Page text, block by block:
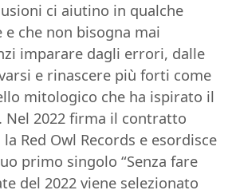
ci aiutino in qualche
e che non bisogna mai
imparare dagli errori, dalle
e rinascere più forti come
mitologico che ha ispirato il
Nel 2022 firma il contratto
Red Owl Records e esordisce
primo singolo “Senza fare
del 2022 viene selezionato